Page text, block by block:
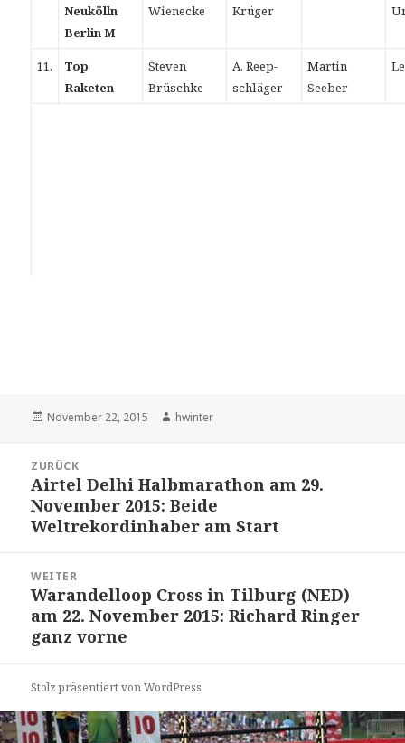
Neukölln
Berlin M
Wienecke Krüger
11.
Top
Raketen
Steven
Brüschke
A. Reep-
schläger
Martin
Seeber
Veröffentlicht
November 22, 2015 Autor
hwinter
Navigation
ZURÜCK
Vorheriger
Beitrag:
Airtel Delhi Halbmarathon am 29.
November 2015: Beide
Weltrekordinhaber am Start
WEITER
Nächster
Beitrag:
Warandelloop Cross in Tilburg (NED)
am 22. November 2015: Richard Ringer
ganz vorne
Stolz präsentiert von WordPress